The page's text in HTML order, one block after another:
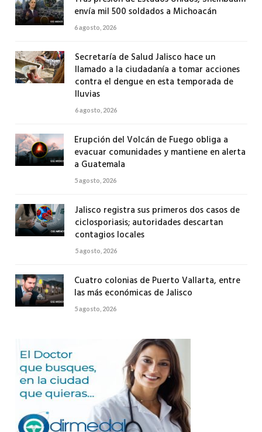
envía mil 500 soldados a Michoacán
6 agosto, 2026
Secretaría de Salud Jalisco hace un
llamado a la ciudadanía a tomar acciones
contra el dengue en esta temporada de
lluvias
6 agosto, 2026
Erupción del Volcán de Fuego obliga a
evacuar comunidades y mantiene en alerta
a Guatemala
5 agosto, 2026
Jalisco registra sus primeros dos casos de
ciclosporiasis; autoridades descartan
contagios locales
5 agosto, 2026
Cuatro colonias de Puerto Vallarta, entre
las más económicas de Jalisco
5 agosto, 2026